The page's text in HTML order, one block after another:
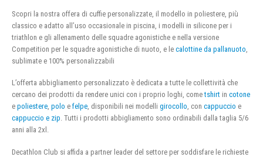
Scopri la nostra offera di cuffie personalizzate, il modello in poliestere, più
classico e adatto all’uso occasionale in piscina, i modelli in silicone per i
triathlon e gli allenamento delle squadre agonistiche e nella versione
Competition per le squadre agonistiche di nuoto, e le calottine da pallanuoto,
sublimate e 100% personalizzabili
L’offerta abbigliamento personalizzato è dedicata a tutte le collettività che
cercano dei prodotti da rendere unici con i proprio loghi, cometshirt in cotone
e poliestere, polo e felpe, disponibili nei modelli girocollo, con cappuccio e
cappuccio e zip. Tutti i prodotti abbigliamento sono ordinabili dalla taglia 5/6
anni alla 2xl.
Decathlon Club si affida a partner leader del settore per soddisfare le richieste